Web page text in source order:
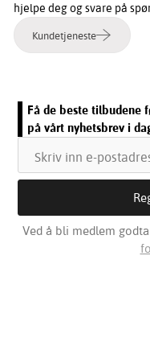
hjelpe deg og svare på
Kundetjeneste
Få de beste tilbudene
på vårt nyhetsbrev i
Ved å bli medlem